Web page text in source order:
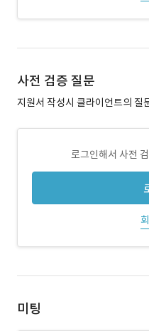
사전 검증 질문
지원서 작성시 클라이언트의 질
로그인해서 사전
미팅